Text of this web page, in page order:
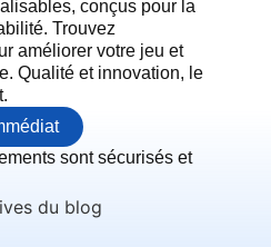
conçus pour la
Trouvez
améliorer votre jeu et
Qualité et innovation, le
sont sécurisés et